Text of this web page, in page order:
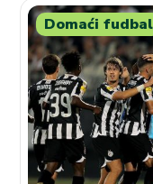
Domaći fudbal